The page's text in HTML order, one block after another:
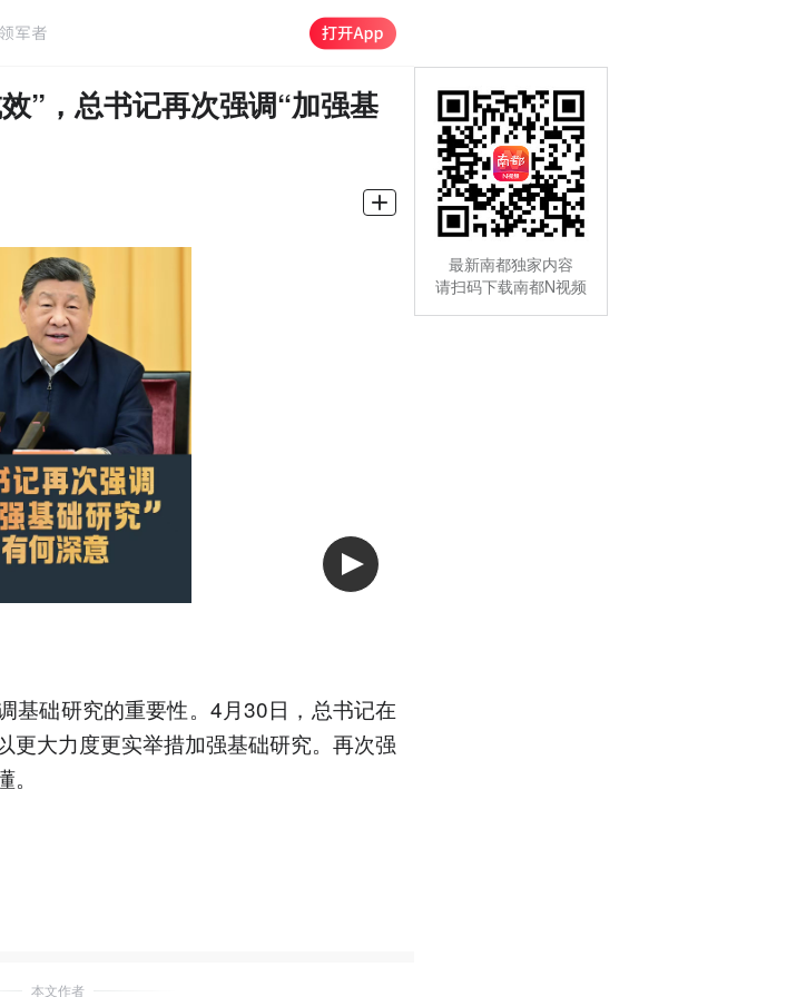
”，总书记再次强调“加强基
基础研究的重要性。4月30日，总书记在
更大力度更实举措加强基础研究。再次强
本文作者
最新南都独家内容
请扫码下载南都N视频